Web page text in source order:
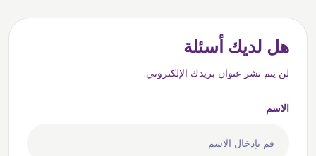
هل لديك أسئلة
لن يتم نشر عنوان بريدك الإلكتروني.
الاسم